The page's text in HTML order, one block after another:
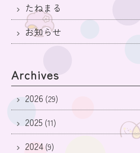
たねまる
お知らせ
Archives
2026 (29)
2025 (11)
2024 (9)